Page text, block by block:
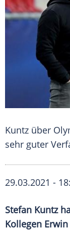
Kuntz über
sehr guter
29.03.2021 -
Stefan Kuntz
Kollegen